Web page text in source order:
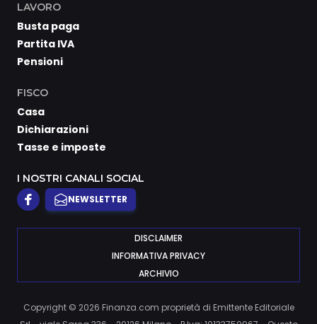
LAVORO
Busta paga
Partita IVA
Pensioni
FISCO
Casa
Dichiarazioni
Tasse e imposte
I NOSTRI CANALI SOCIAL
NEWSLETTER
DISCLAIMER
INFORMATIVA PRIVACY
ARCHIVIO
Copyright © 2026 Finanza.com proprietà di Emittente Editoriale